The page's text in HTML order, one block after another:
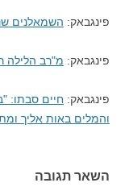
פינגבאק: השמאלנים
פינגבאק: מ"רב הלילה
פינגבאק: חיים סבתו:
והמלים באות אליך
השאר תגובה